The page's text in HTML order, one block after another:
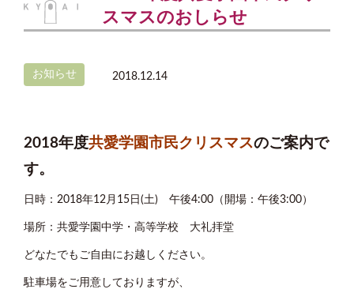
スマスのおしらせ
お知らせ 2018.12.14
2018年度共愛学園市民クリスマスのご案内で
す。
日時：2018年12月15日(土) 午後4:00（開場：午後3:00）
場所：共愛学園中学・高等学校 大礼拝堂
どなたでもご自由にお越しください。
駐車場をご用意しておりますが、